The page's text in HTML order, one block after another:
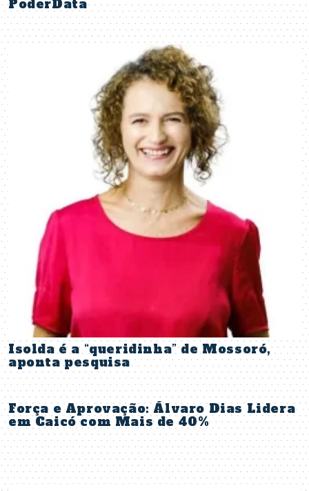
PoderData
Isolda é a “queridinha” de Mossoró,
aponta pesquisa
Força e Aprovação: Álvaro Dias Lidera
em Caicó com Mais de 40%